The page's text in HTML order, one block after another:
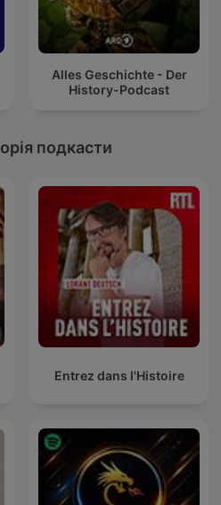
Alles Geschichte - Der
History-Podcast
подкасти
Entrez dans l'Histoire